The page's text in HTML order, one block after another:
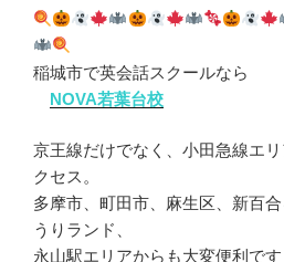
稲城市で英会話スクールなら
NOVA若葉台校
京王線だけでなく、小田急線エ
クセス。
多摩市、町田市、麻生区、新百
うりランド、
永山駅エリアからも大変便利です